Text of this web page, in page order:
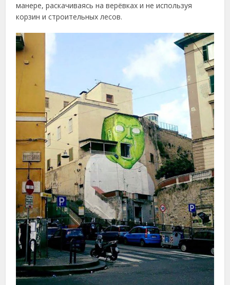
манере, раскачиваясь на верёвках и не используя
корзин и строительных лесов.